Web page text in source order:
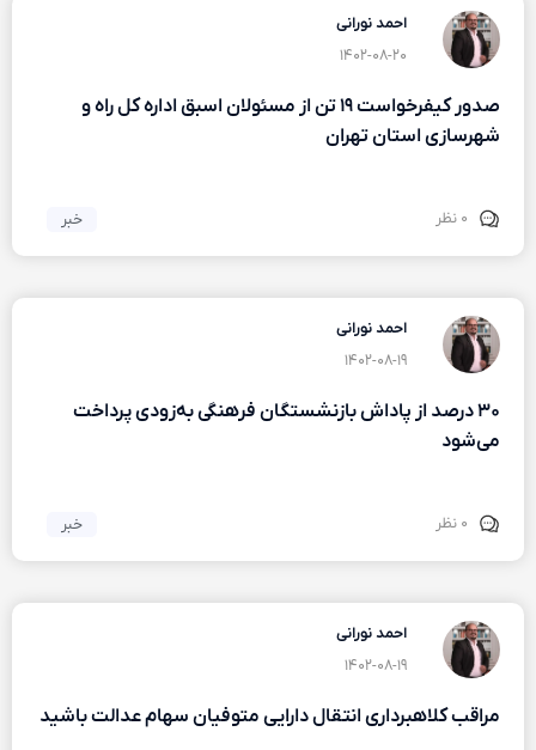
احمد نورانی
۱۴۰۲-۰۸-۲۰
صدور کیفرخواست ۱۹ تن از مسئولان اسبق اداره کل راه و
شهرسازی استان تهران
۰ نظر خبر
احمد نورانی
۱۴۰۲-۰۸-۱۹
۳۰ درصد از پاداش بازنشستگان فرهنگی به‌زودی پرداخت
می‌شود
۰ نظر خبر
احمد نورانی
۱۴۰۲-۰۸-۱۹
مراقب کلاهبرداری انتقال دارایی متوفیان سهام عدالت باشید